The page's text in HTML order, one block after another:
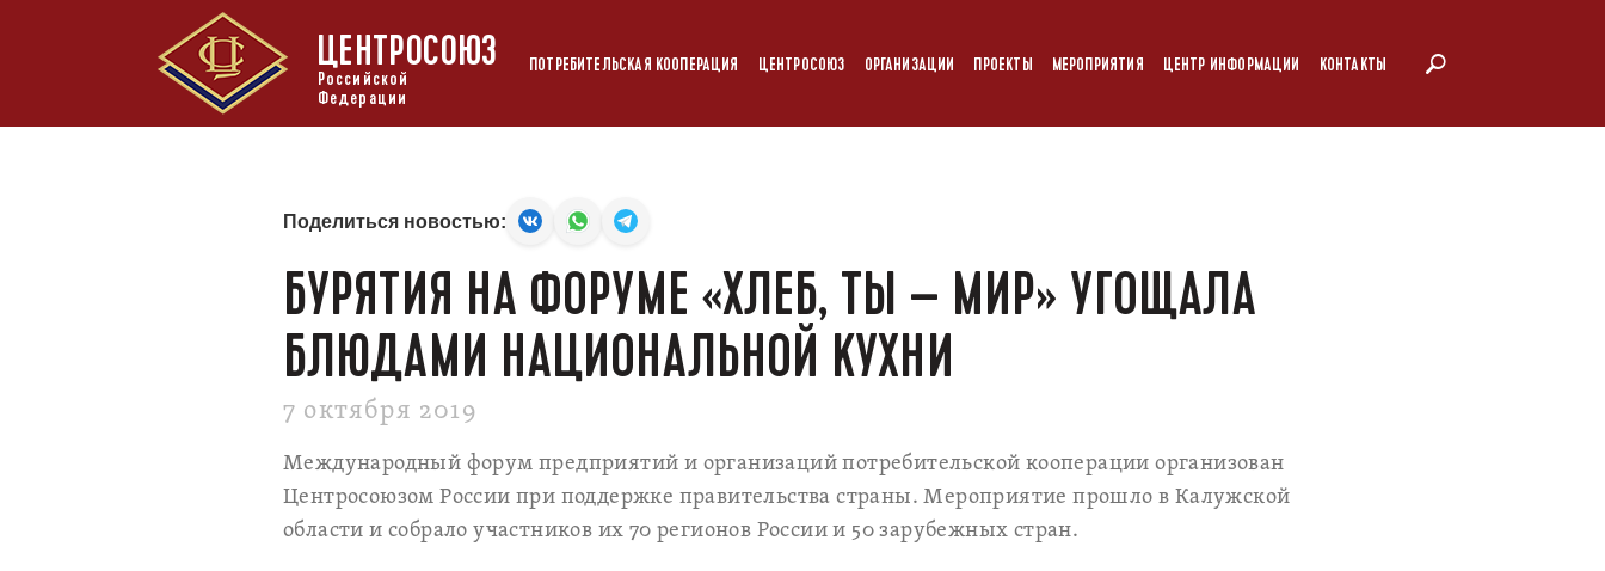
ЦЕНТРОСОЮЗ
Российской
Федерации
ПОТРЕБИТЕЛЬСКАЯ КООПЕРАЦИЯ ЦЕНТРОСОЮЗ ОРГАНИЗАЦИИ ПРОЕКТЫ МЕРОПРИЯТИЯ ЦЕНТР ИНФОРМАЦИИ КОНТАКТЫ
Поделиться новостью:
БУРЯТИЯ НА ФОРУМЕ «ХЛЕБ, ТЫ – МИР» УГОЩАЛА
БЛЮДАМИ НАЦИОНАЛЬНОЙ КУХНИ
7 октября 2019
Международный форум предприятий и организаций потребительской кооперации организован
Центросоюзом России при поддержке правительства страны. Мероприятие прошло в Калужской
области и собрало участников их 70 регионов России и 50 зарубежных стран.